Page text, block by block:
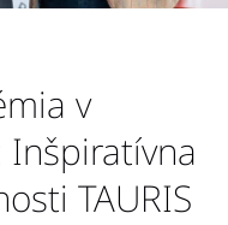
v
Inšpiratívna
TAURIS